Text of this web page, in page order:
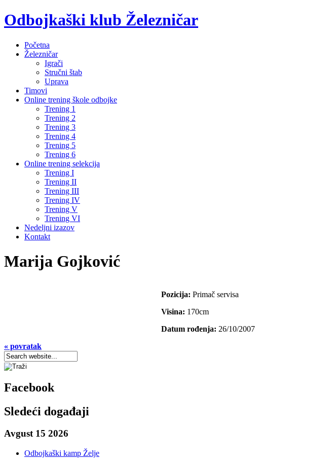
Odbojkaški klub Železničar
Početna
Železničar
Igrači
Stručni štab
Uprava
Timovi
Online trening škole odbojke
Trening 1
Trening 2
Trening 3
Trening 4
Trening 5
Trening 6
Online trening selekcija
Trening I
Trening II
Trening III
Trening IV
Trening V
Trening VI
Nedeljni izazov
Kontakt
Marija Gojković
Pozicija: Primač servisa
Visina: 170cm
Datum rođenja: 26/10/2007
« povratak
Facebook
Sledeći događaji
Avgust 15 2026
Odbojkaški kamp Želje